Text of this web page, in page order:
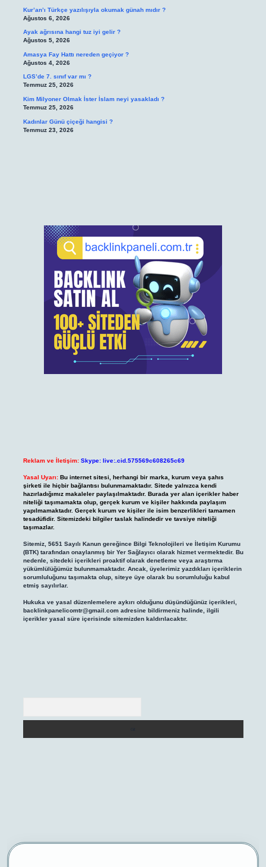
Kur’an’ı Türkçe yazılışıyla okumak günah mıdır ?
Ağustos 6, 2026
Ayak ağrısına hangi tuz iyi gelir ?
Ağustos 5, 2026
Amasya Fay Hattı nereden geçiyor ?
Ağustos 4, 2026
LGS’de 7. sınıf var mı ?
Temmuz 25, 2026
Kim Milyoner Olmak İster İslam neyi yasakladı ?
Temmuz 25, 2026
Kadınlar Günü çiçeği hangisi ?
Temmuz 23, 2026
Reklam ve İletişim: Skype: live:.cid.575569c608265c69
Yasal Uyarı: Bu internet sitesi, herhangi bir marka, kurum veya şahıs
şirketi ile hiçbir bağlantısı bulunmamaktadır. Sitede yalnızca kendi
hazırladığımız makaleler paylaşılmaktadır. Burada yer alan içerikler haber
niteliği taşımamakta olup, gerçek kurum ve kişiler hakkında paylaşım
yapılmamaktadır. Gerçek kurum ve kişiler ile isim benzerlikleri tamamen
tesadüfidir. Sitemizdeki bilgiler taslak halindedir ve tavsiye niteliği
taşımazlar.
Sitemiz, 5651 Sayılı Kanun gereğince Bilgi Teknolojileri ve İletişim Kurumu
(BTK) tarafından onaylanmış bir Yer Sağlayıcı olarak hizmet vermektedir. Bu
nedenle, sitedeki içerikleri proaktif olarak denetleme veya araştırma
yükümlülüğümüz bulunmamaktadır. Ancak, üyelerimiz yazdıkları içeriklerin
sorumluluğunu taşımakta olup, siteye üye olarak bu sorumluluğu kabul
etmiş sayılırlar.
Hukuka ve yasal düzenlemelere aykırı olduğunu düşündüğünüz içerikleri,
backlinkpanelicomtr@gmail.comadresine bildirmeniz halinde, ilgili
içerikler yasal süre içerisinde sitemizden kaldırılacaktır.